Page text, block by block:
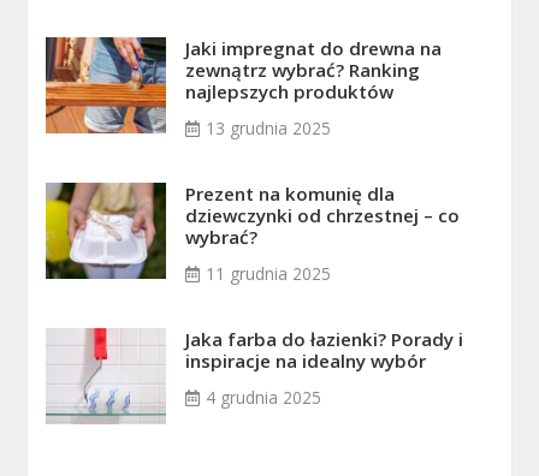
Jaki impregnat do drewna na
zewnątrz wybrać? Ranking
najlepszych produktów
13 grudnia 2025
Prezent na komunię dla
dziewczynki od chrzestnej – co
wybrać?
11 grudnia 2025
Jaka farba do łazienki? Porady i
inspiracje na idealny wybór
4 grudnia 2025